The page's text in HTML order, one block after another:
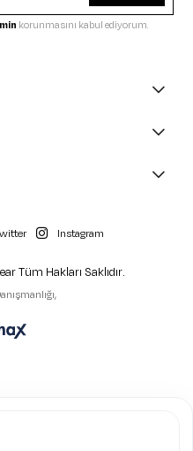
korunmasını kabul ediyorum.
Instagram
Tüm Hakları Saklıdır.